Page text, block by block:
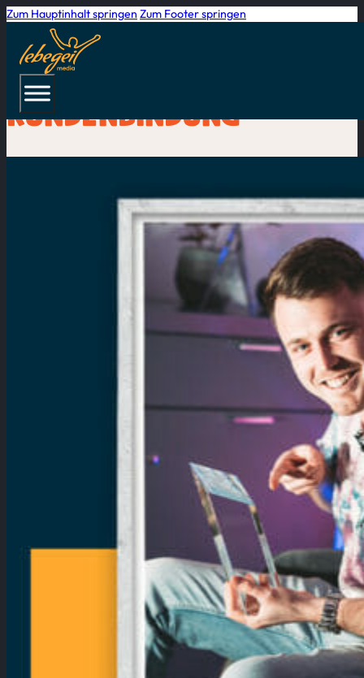
Zum Hauptinhalt springen Zum Footer springen
STARTSEITE
KUNDENBINDUNG